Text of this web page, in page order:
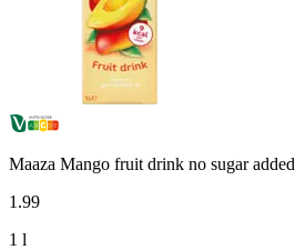
Maaza Mango fruit drink no sugar added
1 .99
1 l